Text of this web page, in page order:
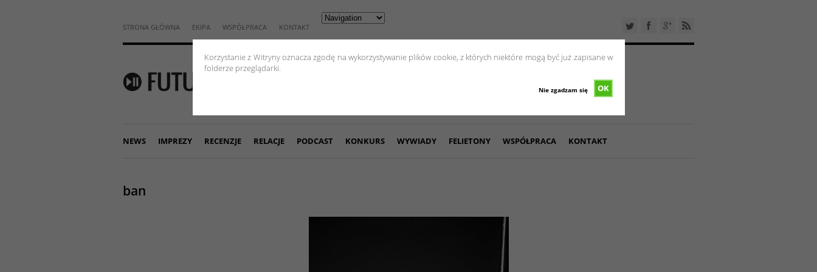
Korzystanie z Witryny oznacza zgodę na wykorzystywanie plików cookie, z których niektóre mogą być już zapisane w
folderze przeglądarki.
OK
Nie zgadzam się
STRONA GŁÓWNA EKIPA WSPÓŁPRACA KONTAKT
NEWS IMPREZY RECENZJE RELACJE PODCAST KONKURS WYWIADY FELIETONY WSPÓŁPRACA KONTAKT
ban